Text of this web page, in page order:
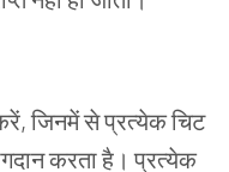
जिनमें से प्रत्येक चिट
करता है। प्रत्येक